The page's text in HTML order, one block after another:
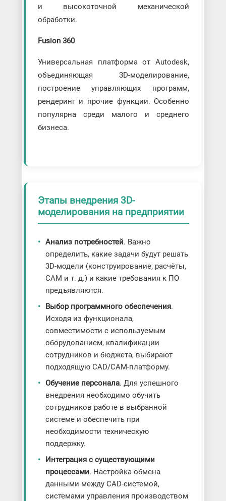
и высокоточной механической
обработки.
Fusion 360
Универсальная платформа от Autodesk,
объединяющая 3D-моделирование,
построение управляющих программ,
рендеринг и прочие функции. Особенно
популярна среди малого и среднего
бизнеса.
Этапы внедрения 3D-
моделирования на предприятии
Анализ потребностей. Важно
определить, какие задачи будут решать
3D-модели (конструирование, расчёты,
CAM и т. д.) и какие требования к ПО
предъявляются.
Выбор программного обеспечения.
Исходя из функционала,
совместимости с используемым
оборудованием, квалификации
сотрудников и бюджета, выбирают
подходящую CAD/CAM-платформу.
Обучение персонала. Для успешного
внедрения необходимо обучить
сотрудников работе в выбранной
системе и обеспечить при
необходимости техническую
поддержку.
Интеграция с существующими
процессами. Настройка обмена
данными между CAD-системой,
системами управления производством